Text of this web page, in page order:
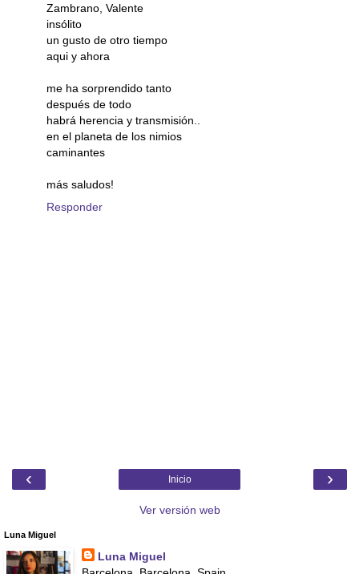
Zambrano, Valente
insólito
un gusto de otro tiempo
aqui y ahora
me ha sorprendido tanto
después de todo
habrá herencia y transmisión..
en el planeta de los nimios
caminantes
más saludos!
Responder
‹ ›
Inicio
Ver versión web
Luna Miguel
Luna Miguel